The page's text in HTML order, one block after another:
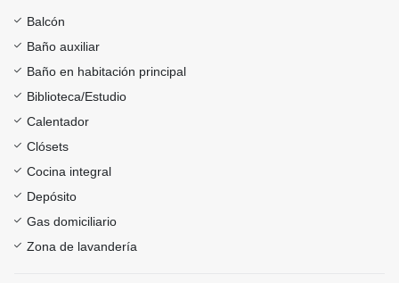
Balcón
Baño auxiliar
Baño en habitación principal
Biblioteca/Estudio
Calentador
Clósets
Cocina integral
Depósito
Gas domiciliario
Zona de lavandería